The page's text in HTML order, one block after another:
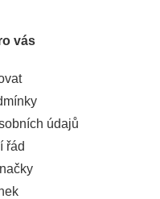
vás
údajů
řád